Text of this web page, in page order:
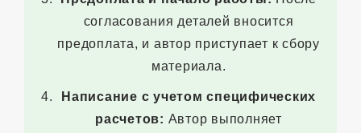
согласования деталей вносится
предоплата, и автор приступает к сбору
материала.
Написание с учетом специфических
расчетов: Автор выполняет